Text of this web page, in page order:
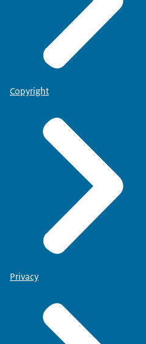
Copyright
Privacy